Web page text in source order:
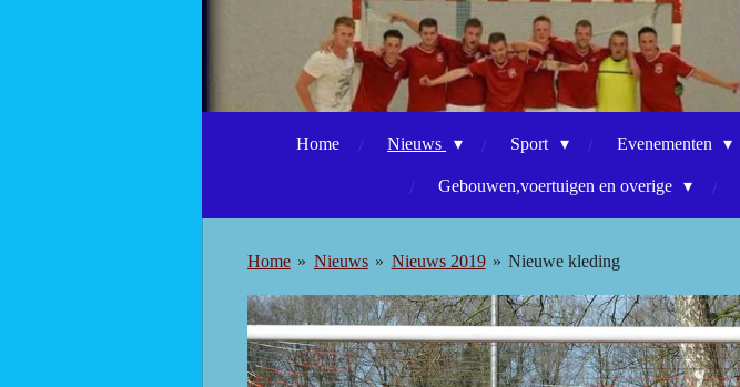
Home Nieuws Sport Evenementen
Gebouwen,voertuigen en overige
Home » Nieuws » Nieuws 2019 » Nieuwe kleding